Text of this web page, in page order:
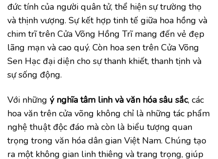
đức tính của người quân tử, thể hiện sự trường thọ
và thịnh vượng. Sự kết hợp tinh tế giữa hoa hồng và
chim trĩ trên Cửa Võng Hồng Trĩ mang đến vẻ đẹp
lãng mạn và cao quý. Còn hoa sen trên Cửa Võng
Sen Hạc đại diện cho sự thanh khiết, thanh tịnh và
sự sống động.
Với những ý nghĩa tâm linh và văn hóa sâu sắc, các
hoa văn trên cửa võng không chỉ là những tác phẩm
nghệ thuật độc đáo mà còn là biểu tượng quan
trọng trong văn hóa dân gian Việt Nam. Chúng tạo
ra một không gian linh thiêng và trang trọng, giúp